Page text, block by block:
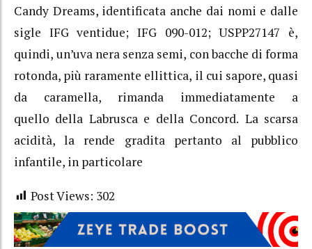
Candy Dreams, identificata anche dai nomi e dalle
sigle IFG ventidue; IFG 090-012; USPP27147 è,
quindi, un’uva nera senza semi, con bacche di forma
rotonda, più raramente ellittica, il cui sapore, quasi
da caramella, rimanda immediatamente
a
quello della Labrusca e della Concord. La scarsa
acidità, la rende gradita pertanto al pubblico
infantile, in particolare
Post Views: 302